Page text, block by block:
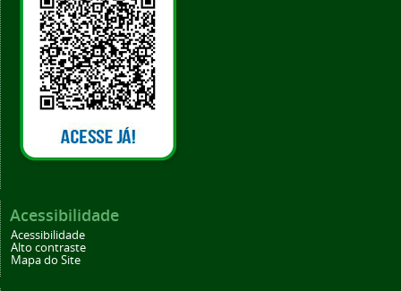
Acessibilidade
Acessibilidade
Alto contraste
Mapa do Site